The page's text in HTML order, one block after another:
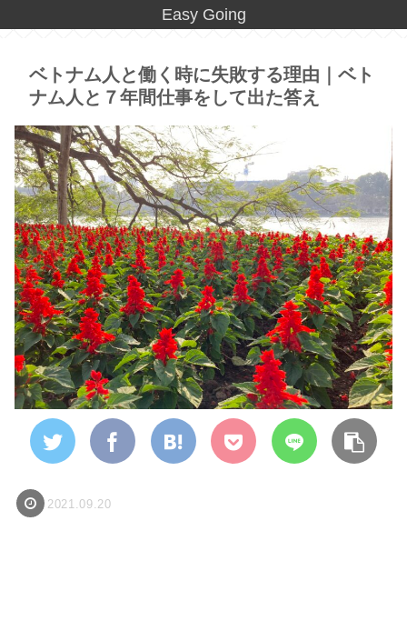
Easy Going
ベトナム人と働く時に失敗する理由｜ベト
ナム人と７年間仕事をして出た答え
2021.09.20